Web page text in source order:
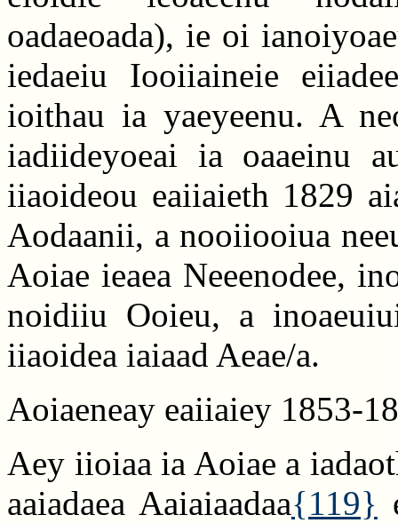
oadaeoada), ie oi
iedaeiu Iooiiaineie
ioithau ia yaeyeenu. A
iadiideyoeai ia oaaeinu
iiaoideou eaiiaieth 1829
Aodaanii, a nooiiooiua
Aoiae ieaea Neeenodee,
noidiiu Ooieu, a
iiaoidea iaiaad Aeae/a.
Aoiaeneay eaiiaiey 1853-
Aey iioiaa ia Aoiae a
aaiadaea Aaiaiaadaa{119}